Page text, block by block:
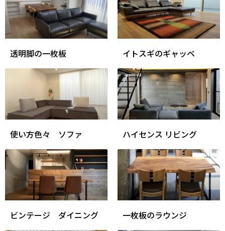
透明脚の一枚板 イトスギのギャッベ
使い方色々 ソファ ハイセンス リビング
ビンテージ ダイニング 一枚板のラウンジ